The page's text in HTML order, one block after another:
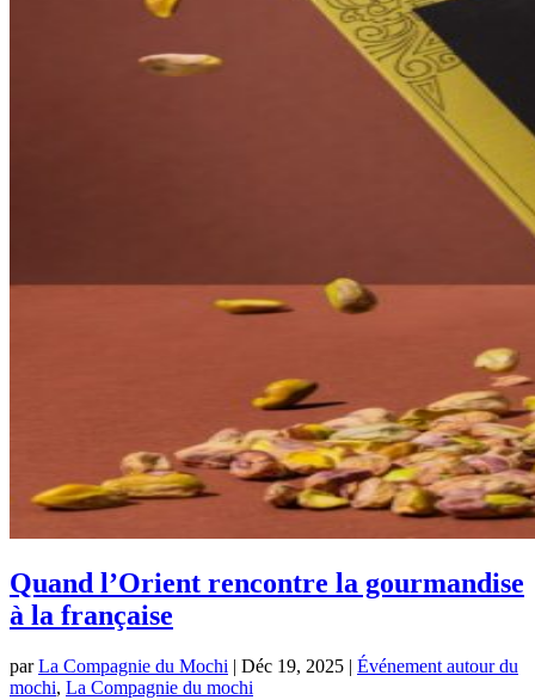
Quand l’Orient rencontre la gourmandise
à la française
parLa Compagnie du Mochi | Déc 19, 2025 | Événement autour du
mochi, La Compagnie du mochi